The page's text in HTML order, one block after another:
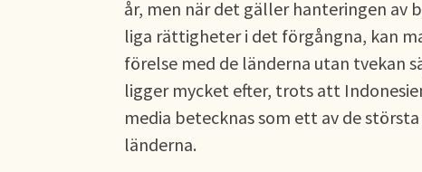
år, men när det gäller hanteringen av
liga rättigheter i det förgångna, kan
förelse med de länderna utan tvekan
ligger mycket efter, trots att
media betecknas som ett av de
länderna.